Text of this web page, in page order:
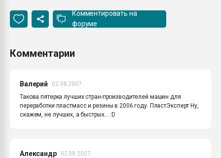
Комментировать на
форуме
Комментарии
Валерий
02.08.2007
Такова пятерка лучших стран-производителей машин для
переработки пластмасс и резины в 2006 году. ПластЭксперт Ну,
скажем, не лучших, а быстрых... :D
Александр
02.08.2007